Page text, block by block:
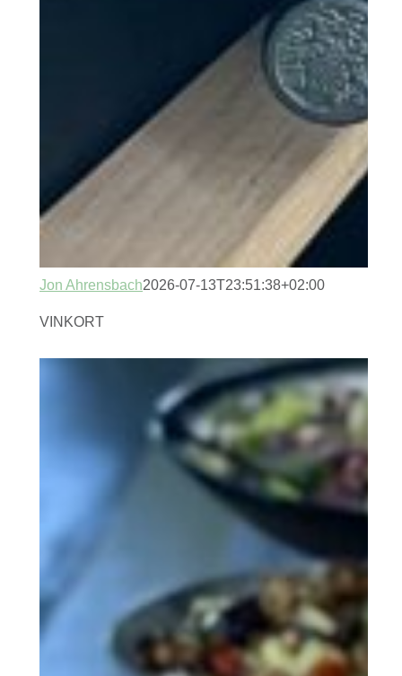
Jon Ahrensbach2026-07-13T23:51:38+02:00
VINKORT